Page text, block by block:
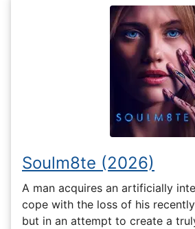
Soulm8te (2026)
A man acquires an artificially
cope with the loss of his
but in an attempt to create a